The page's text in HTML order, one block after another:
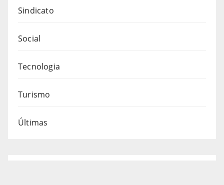
Sindicato
Social
Tecnologia
Turismo
Últimas